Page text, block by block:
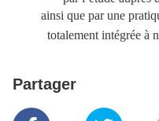
ainsi que par une
totalement intégrée à
Partager